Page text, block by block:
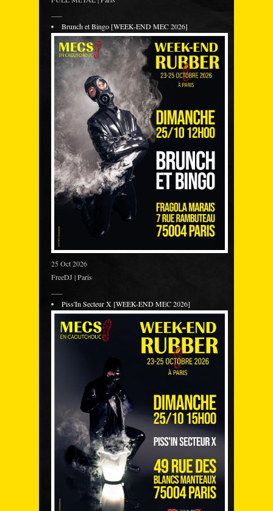
Brunch et Bingo [WEEK-END MEC 2026]
25 Oct 2026
FreeDJ | Paris
Piss'In Secteur X [WEEK-END MEC 2026]